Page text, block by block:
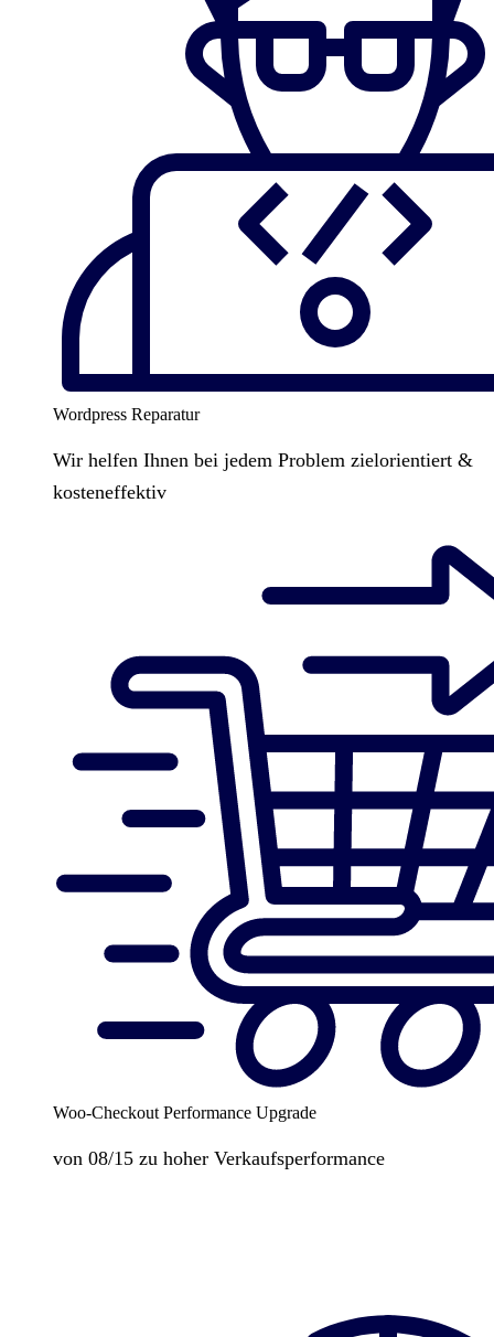
Wordpress Reparatur
Wir helfen Ihnen bei jedem Problem zielorientiert &
kosteneffektiv
Woo-Checkout Performance Upgrade
von 08/15 zu hoher Verkaufsperformance